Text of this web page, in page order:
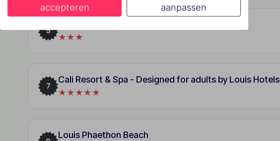
5
★★★
7
Cali Resort & Spa - Designed for adults by Louis Hotels
★★★★★
Louis Phaethon Beach
accepteren
aanpassen